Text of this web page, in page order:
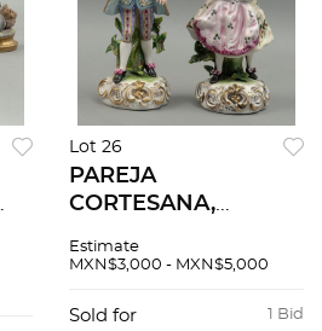
Lot 26
PAREJA
CORTESANA,
XX, Elaboradas en
policromada. Sellada
Estimate
MXN$3,000 - MXN$5,000
1 Bid
Sold for